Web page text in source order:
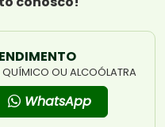
QUÍMICO OU ALCOÓLATRA
WhatsApp